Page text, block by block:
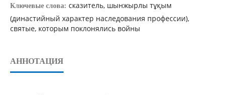
Ключевые слова: сказитель, шынжырлы тұқым
(династийный характер наследования профессии),
святые, которым поклонялись войны
АННОТАЦИЯ